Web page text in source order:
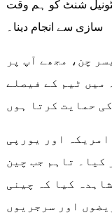
شنٹ کو ہم وقت
سازی سے انجام دینا۔
چن، مجھے آپ پر
میں ٹیم کے فیصلے
اور یورپی
کیا۔ تاہم جب چین
کیا کہ چینی
اور سرجریوں